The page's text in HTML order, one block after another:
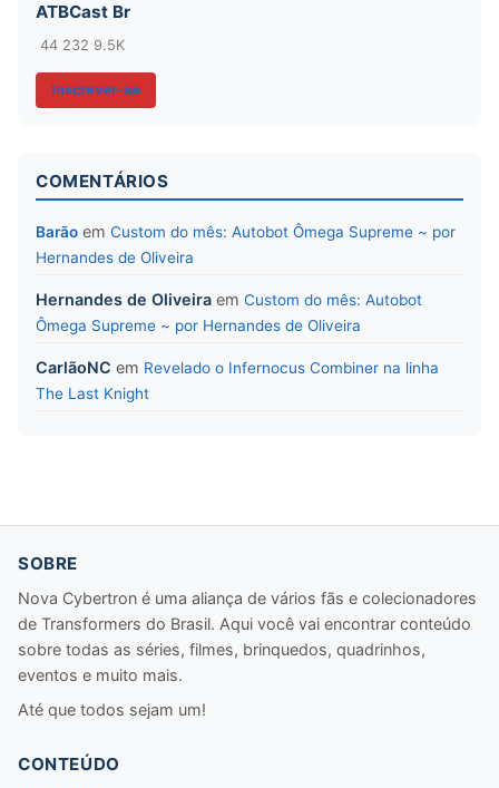
ATBCast Br
44 232 9.5K
Inscrever-se
COMENTÁRIOS
Barão em Custom do mês: Autobot Ômega Supreme ~ por
Hernandes de Oliveira
Hernandes de Oliveira em Custom do mês: Autobot
Ômega Supreme ~ por Hernandes de Oliveira
CarlãoNC em Revelado o Infernocus Combiner na linha
The Last Knight
SOBRE
Nova Cybertron é uma aliança de vários fãs e colecionadores
de Transformers do Brasil. Aqui você vai encontrar conteúdo
sobre todas as séries, filmes, brinquedos, quadrinhos,
eventos e muito mais.
Até que todos sejam um!
CONTEÚDO